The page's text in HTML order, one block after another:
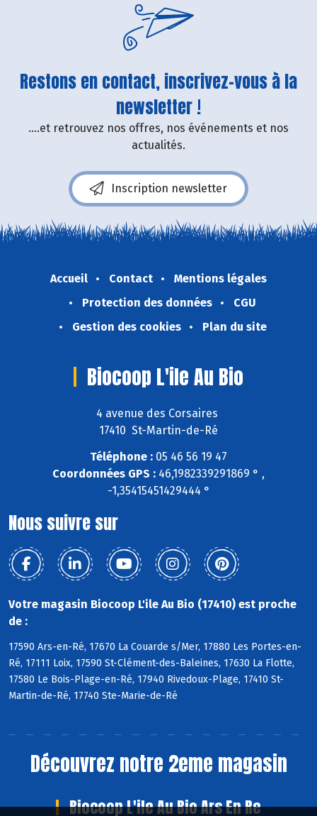
Restons en contact, inscrivez-vous à la
newsletter !
....et retrouvez nos offres, nos événements et nos
actualités.
Inscription newsletter
Accueil Contact
Mentions légales
Protection des données
CGU
Gestion des cookies
Plan du site
Biocoop L'ile Au Bio
4 avenue des Corsaires
17410 St-Martin-de-Ré
Téléphone : 05 46 56 19 47
Coordonnées GPS : 46,1982339291869 ° ,
-1,35415451429444 °
Nous suivre sur
Votre magasin Biocoop L'ile Au Bio (17410) est proche
de :
17590 Ars-en-Ré, 17670 La Couarde s/Mer, 17880 Les Portes-en-
Ré, 17111 Loix, 17590 St-Clément-des-Baleines, 17630 La Flotte,
17580 Le Bois-Plage-en-Ré, 17940 Rivedoux-Plage, 17410 St-
Martin-de-Ré, 17740 Ste-Marie-de-Ré
Découvrez notre 2eme magasin
Biocoop L'ile Au Bio Ars En Re